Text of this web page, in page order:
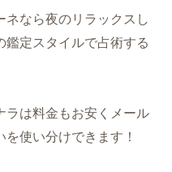
ネなら夜のリラックスし
鑑定スタイルで占術する
ラは料金もお安くメール
を使い分けできます！